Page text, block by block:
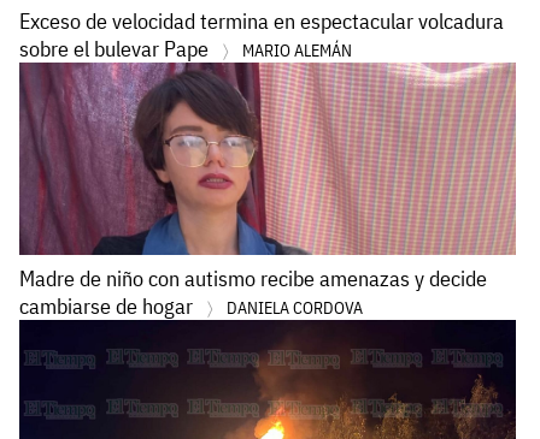
Exceso de velocidad termina en espectacular volcadura
sobre el bulevar Pape
MARIO ALEMÁN
Madre de niño con autismo recibe amenazas y decide
cambiarse de hogar
DANIELA CORDOVA